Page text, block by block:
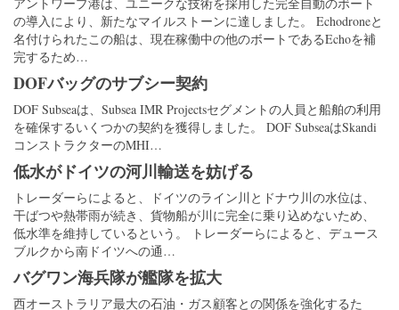
アントワープ港は、ユニークな技術を採用した完全自動のボート
の導入により、新たなマイルストーンに達しました。 Echodroneと
名付けられたこの船は、現在稼働中の他のボートであるEchoを補
完するため…
DOFバッグのサブシー契約
DOF Subseaは、Subsea IMR Projectsセグメントの人員と船舶の利用
を確保するいくつかの契約を獲得しました。 DOF SubseaはSkandi
コンストラクターのMHI…
低水がドイツの河川輸送を妨げる
トレーダーらによると、ドイツのライン川とドナウ川の水位は、
干ばつや熱帯雨が続き、貨物船が川に完全に乗り込めないため、
低水準を維持しているという。 トレーダーらによると、デュース
ブルクから南ドイツへの通…
バグワン海兵隊が艦隊を拡大
西オーストラリア最大の石油・ガス顧客との関係を強化するた